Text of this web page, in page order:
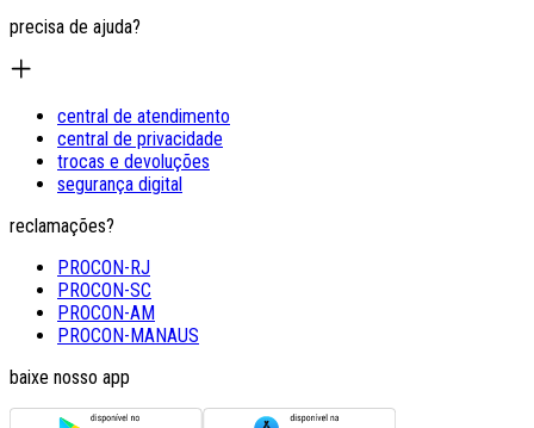
precisa de ajuda?
central de atendimento
central de privacidade
trocas e devoluções
segurança digital
reclamações?
PROCON-RJ
PROCON-SC
PROCON-AM
PROCON-MANAUS
baixe nosso app